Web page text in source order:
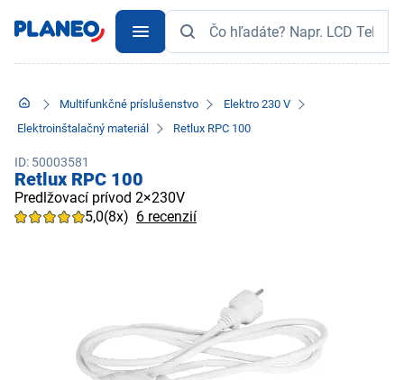
Multifunkčné príslušenstvo
Elektro 230 V
Elektroinštalačný materiál
Retlux RPC 100
ID: 50003581
Retlux RPC 100
Predlžovací prívod 2×230V
5,0(8x) 6 recenzií